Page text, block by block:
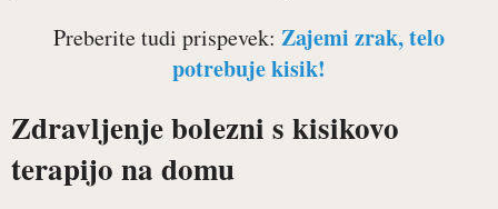
Preberite tudi prispevek: Zajemi zrak, telo
potrebuje kisik!
Zdravljenje bolezni s kisikovo
terapijo na domu